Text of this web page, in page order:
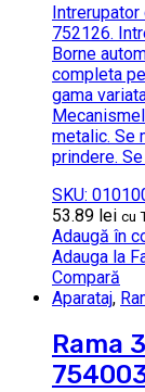
Intrerupator
752126.
Borne
completa
gama
metalic. Se
prindere.
SKU:
53.89 lei cu
Adaugă în
Adauga la
Compară
Aparataj,
Rama